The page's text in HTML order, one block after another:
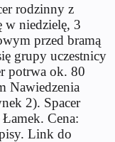
rodzinny z
w niedzielę, 3
przed bramą
grupy uczestnicy
potrwa ok. 80
Nawiedzenia
2). Spacer
Cena:
Link do